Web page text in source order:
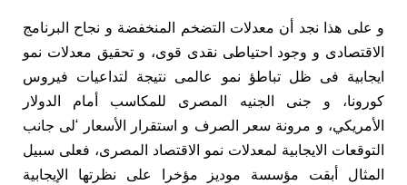
و على هذا نجد أن معدلات التضخم المنخفضة و نجاح البرنامج
الاقتصادى و وجود احتياطى نقدى قوى، و تحقيق معدلات نمو
ايجابية فى ظل تباطؤ نمو عالمى نتيجة لتداعيات فيروس
كورونا، و جنى الجنيه المصرى للمكاسب أمام الدولار
الأمريكي، و مرونة سعر الصرف و استقرار الأسعار ‘لى جانب
التوقعات الايجابية لمعدلات نمو الاقتصاد المصرى، فعلى سبيل
المثال أبقت مؤسسة موديز مؤخرا على نظرتها الإيجابية